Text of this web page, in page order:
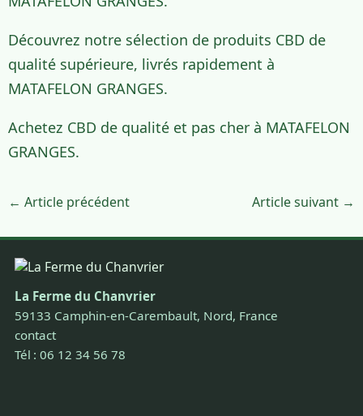
Découvrez notre sélection de produits CBD de
qualité supérieure, livrés rapidement à
MATAFELON GRANGES.
Achetez CBD de qualité et pas cher à MATAFELON
GRANGES.
← Article précédent Article suivant →
La Ferme du Chanvrier
59133 Camphin-en-Carembault, Nord, France
contact
Tél : 06 12 34 56 78